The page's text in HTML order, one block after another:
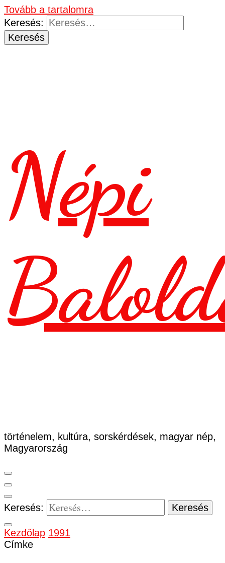
Tovább a tartalomra
Keresés:
Népi
történelem, kultúra, sorskérdések, magyar nép,
Magyarország
Keresés:
Kezdőlap 1991
Címke